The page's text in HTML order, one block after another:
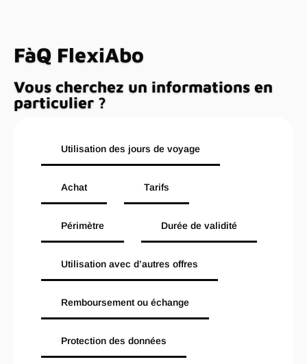
FàQ FlexiAbo
Vous cherchez un informations en
particulier ?
Utilisation des jours de voyage
Achat Tarifs
Périmètre Durée de validité
Utilisation avec d’autres offres
Remboursement ou échange
Protection des données